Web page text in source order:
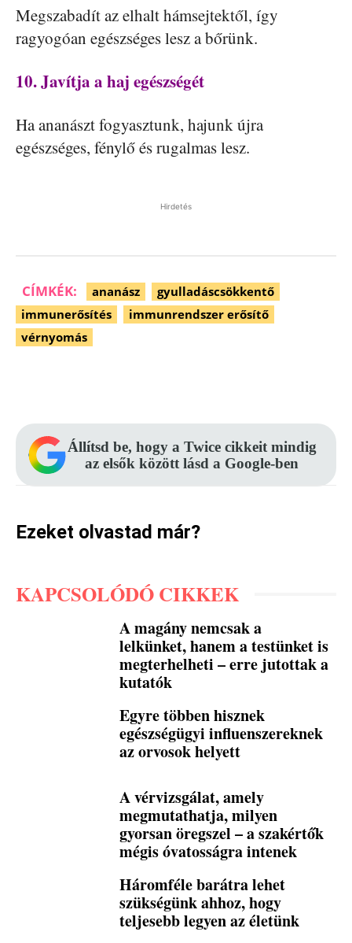
Megszabadít az elhalt hámsejtektől, így
ragyogóan egészséges lesz a bőrünk.
10. Javítja a haj egészségét
Ha ananászt fogyasztunk, hajunk újra
egészséges, fénylő és rugalmas lesz.
Hirdetés
CÍMKÉK: ananász
gyulladáscsökkentő
immunerősítés
immunrendszer erősítő
vérnyomás
Állítsd be, hogy a Twice cikkeit mindig
az elsők között lásd a Google-ben
Ezeket olvastad már?
KAPCSOLÓDÓ CIKKEK
A magány nemcsak a
lelkünket, hanem a testünket is
megterhelheti – erre jutottak a
kutatók
Egyre többen hisznek
egészségügyi influenszereknek
az orvosok helyett
A vérvizsgálat, amely
megmutathatja, milyen
gyorsan öregszel – a szakértők
mégis óvatosságra intenek
Háromféle barátra lehet
szükségünk ahhoz, hogy
teljesebb legyen az életünk